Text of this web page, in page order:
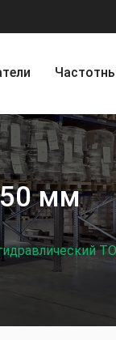
50 мм